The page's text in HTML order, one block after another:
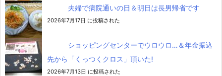
夫婦で病院通いの日＆明日は長男帰省です
2026年7月17日 に投稿された
ショッピングセンターでウロウロ…＆年金振込
先から「くっつくクロス」頂いた!
2026年7月13日 に投稿された